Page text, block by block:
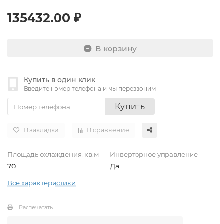
135432.00 ₽
В корзину
Купить в один клик
Введите номер телефона и мы перезвоним
Купить
В закладки В сравнение
Площадь охлаждения, кв.м
70
Инверторное управление
Да
Все характеристики
Распечатать